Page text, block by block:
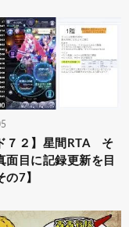
７２】星間RTA そ
面目に記録更新を目
の7】